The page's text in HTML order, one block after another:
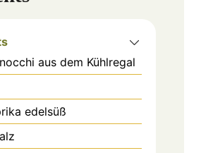
aus dem Kühlregal
edelsüß